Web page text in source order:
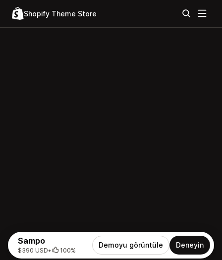
Shopify Theme Store
Sampo
$390 USD• 100%
Demoyu görüntüle Deneyin